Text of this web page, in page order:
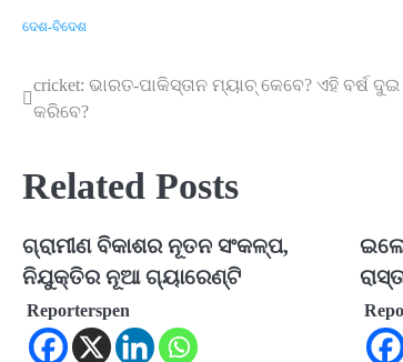
ଦେଶ-ବିଦେଶ
Post
cricket: ଭାରତ-ପାକିସ୍ତାନ ମ୍ୟାଚ୍ କେବେ? ଏହି ବର୍ଷ
କରିବେ?
Related Posts
ଗ୍ରାମୀଣ ବିକାଶର ନୂତନ ସଂକଳ୍ପ,
ନିଯୁକ୍ତିର ନୂଆ ଗ୍ୟାରେଣ୍ଟି
Reporterspen